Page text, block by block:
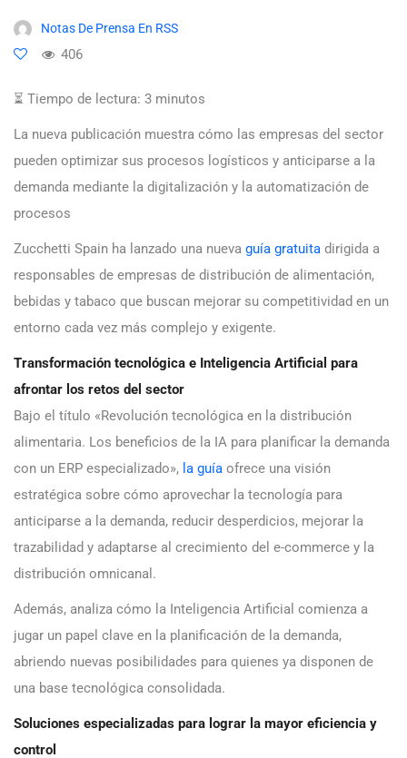
Notas De Prensa En RSS
406
⏳ Tiempo de lectura: 3 minutos
La nueva publicación muestra cómo las empresas del sector
pueden optimizar sus procesos logísticos y anticiparse a la
demanda mediante la digitalización y la automatización de
procesos
Zucchetti Spain ha lanzado una nueva guía gratuita dirigida a
responsables de empresas de distribución de alimentación,
bebidas y tabaco que buscan mejorar su competitividad en un
entorno cada vez más complejo y exigente.
Transformación tecnológica e Inteligencia Artificial para
afrontar los retos del sector
Bajo el título «Revolución tecnológica en la distribución
alimentaria. Los beneficios de la IA para planificar la demanda
con un ERP especializado», la guía ofrece una visión
estratégica sobre cómo aprovechar la tecnología para
anticiparse a la demanda, reducir desperdicios, mejorar la
trazabilidad y adaptarse al crecimiento del e-commerce y la
distribución omnicanal.
Además, analiza cómo la Inteligencia Artificial comienza a
jugar un papel clave en la planificación de la demanda,
abriendo nuevas posibilidades para quienes ya disponen de
una base tecnológica consolidada.
Soluciones especializadas para lograr la mayor eficiencia y
control